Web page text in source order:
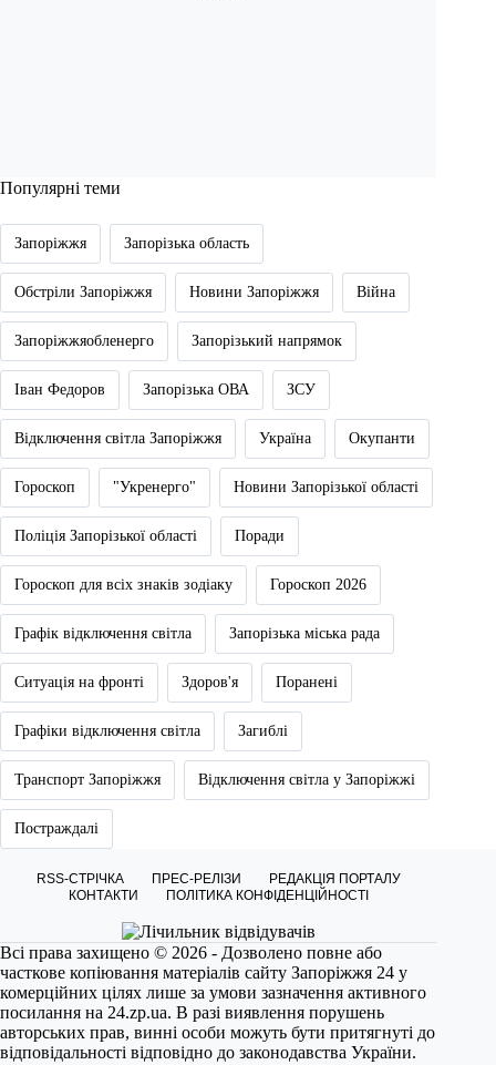
Популярні теми
Запоріжжя Запорізька область
Обстріли Запоріжжя Новини Запоріжжя Війна
Запоріжжяобленерго Запорізький напрямок
Іван Федоров Запорізька ОВА ЗСУ
Відключення світла Запоріжжя Україна Окупанти
Гороскоп "Укренерго" Новини Запорізької області
Поліція Запорізької області Поради
Гороскоп для всіх знаків зодіаку Гороскоп 2026
Графік відключення світла Запорізька міська рада
Ситуація на фронті Здоров'я Поранені
Графіки відключення світла Загиблі
Транспорт Запоріжжя Відключення світла у Запоріжжі
Постраждалі
RSS-СТРІЧКА ПРЕС-РЕЛІЗИ
РЕДАКЦІЯ ПОРТАЛУ
КОНТАКТИ
ПОЛІТИКА КОНФІДЕНЦІЙНОСТІ
Всі права захищено © 2026 - Дозволено повне або
часткове копіювання матеріалів сайту Запоріжжя 24 у
комерційних цілях лише за умови зазначення активного
посилання на 24.zp.ua. В разі виявлення порушень
авторських прав, винні особи можуть бути притягнуті до
відповідальності відповідно до законодавства України.